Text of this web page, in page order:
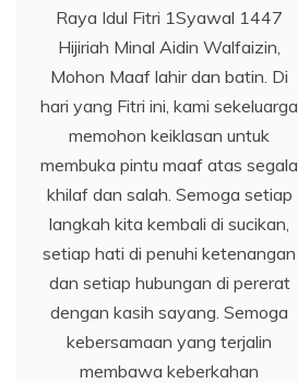
Raya Idul Fitri 1Syawal 1447
Hijiriah Minal Aidin Walfaizin,
Mohon Maaf lahir dan batin. Di
hari yang Fitri ini, kami sekeluarga
memohon keiklasan untuk
membuka pintu maaf atas segala
khilaf dan salah. Semoga setiap
langkah kita kembali di sucikan,
setiap hati di penuhi ketenangan
dan setiap hubungan di pererat
dengan kasih sayang. Semoga
kebersamaan yang terjalin
membawa keberkahan